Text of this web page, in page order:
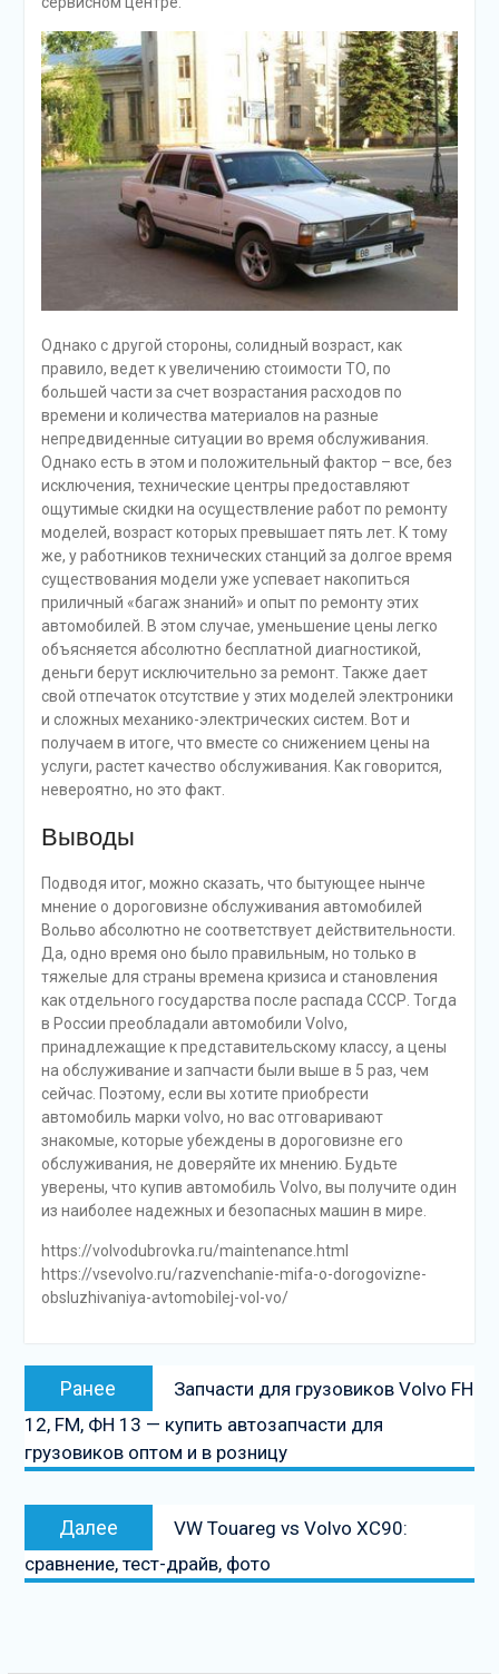
Однако с другой стороны, солидный возраст, как
правило, ведет к увеличению стоимости ТО, по
большей части за счет возрастания расходов по
времени и количества материалов на разные
непредвиденные ситуации во время обслуживания.
Однако есть в этом и положительный фактор – все, без
исключения, технические центры предоставляют
ощутимые скидки на осуществление работ по ремонту
моделей, возраст которых превышает пять лет. К тому
же, у работников технических станций за долгое время
существования модели уже успевает накопиться
приличный «багаж знаний» и опыт по ремонту этих
автомобилей. В этом случае, уменьшение цены легко
объясняется абсолютно бесплатной диагностикой,
деньги берут исключительно за ремонт. Также дает
свой отпечаток отсутствие у этих моделей электроники
и сложных механико-электрических систем. Вот и
получаем в итоге, что вместе со снижением цены на
услуги, растет качество обслуживания. Как говорится,
невероятно, но это факт.
Выводы
Подводя итог, можно сказать, что бытующее нынче
мнение о дороговизне обслуживания автомобилей
Вольво абсолютно не соответствует действительности.
Да, одно время оно было правильным, но только в
тяжелые для страны времена кризиса и становления
как отдельного государства после распада СССР. Тогда
в России преобладали автомобили Volvo,
принадлежащие к представительскому классу, а цены
на обслуживание и запчасти были выше в 5 раз, чем
сейчас. Поэтому, если вы хотите приобрести
автомобиль марки volvo, но вас отговаривают
знакомые, которые убеждены в дороговизне его
обслуживания, не доверяйте их мнению. Будьте
уверены, что купив автомобиль Volvo, вы получите один
из наиболее надежных и безопасных машин в мире.
https://volvodubrovka.ru/maintenance.html
https://vsevolvo.ru/razvenchanie-mifa-o-dorogovizne-
obsluzhivaniya-avtomobilej-vol-vo/
Навигация
записям
Ранее
Предыдущая
запись:
Запчасти для грузовиков Volvo FH
12, FM, ФН 13 — купить автозапчасти для
грузовиков оптом и в розницу
Далее
Следующая
запись
VW Touareg vs Volvo XC90:
сравнение, тест-драйв, фото